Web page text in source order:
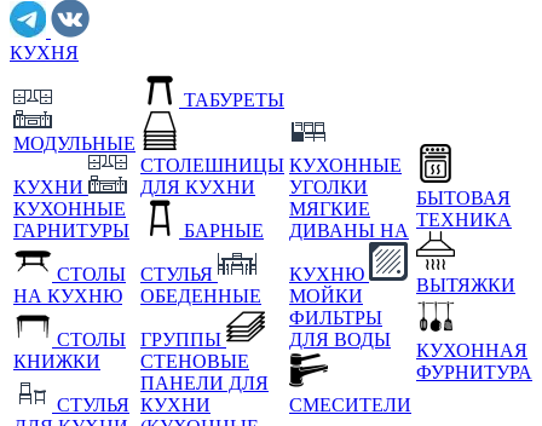
КУХНЯ
МОДУЛЬНЫЕ
КУХНИ
КУХОННЫЕ
ГАРНИТУРЫ
СТОЛЫ
НА КУХНЮ
СТОЛЫ
КНИЖКИ
СТУЛЬЯ
ТАБУРЕТЫ
СТОЛЕШНИЦЫ
ДЛЯ КУХНИ
БАРНЫЕ
СТУЛЬЯ
ОБЕДЕННЫЕ
ГРУППЫ
СТЕНОВЫЕ
ПАНЕЛИ ДЛЯ
КУХНИ
КУХОННЫЕ
УГОЛКИ
МЯГКИЕ
ДИВАНЫ НА
КУХНЮ
МОЙКИ
ФИЛЬТРЫ
ДЛЯ ВОДЫ
СМЕСИТЕЛИ
БЫТОВАЯ
ТЕХНИКА
ВЫТЯЖКИ
КУХОННАЯ
ФУРНИТУРА